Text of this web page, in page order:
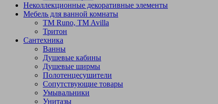
Неколлекционные декоративные элементы
Мебель для ванной комнаты
TM Runo, TM Avilla
Тритон
Сантехника
Ванны
Душевые кабины
Душевые ширмы
Полотенцесушители
Сопутствующие товары
Умывальники
Унитазы